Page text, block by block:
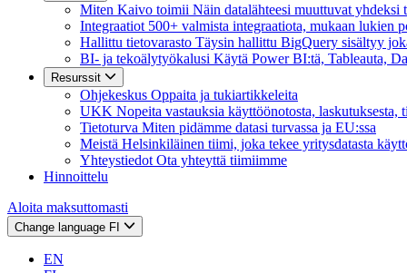
Miten Kaivo toimii Näin datalähteesi muuttuvat yhdeksi
Integraatiot 500+ valmista integraatiota, mukaan lukien
Hallittu tietovarasto Täysin hallittu BigQuery sisältyy
BI- ja tekoälytyökalusi Käytä Power BI:tä, Tableauta,
Resurssit
Ohjekeskus Oppaita ja tukiartikkeleita
UKK Nopeita vastauksia käyttöönotosta, laskutuksesta,
Tietoturva Miten pidämme datasi turvassa ja EU:ssa
Meistä Helsinkiläinen tiimi, joka tekee yritysdatasta
Yhteystiedot Ota yhteyttä tiimiimme
Hinnoittelu
Aloita maksuttomasti
Change language FI
EN